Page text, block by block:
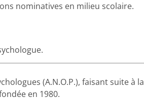
nominatives en milieu scolaire.
(A.N.O.P.), faisant suite à la
en 1980.